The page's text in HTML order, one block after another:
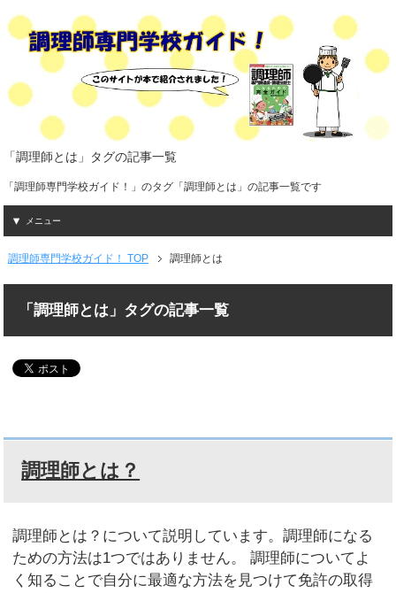
「調理師とは」タグの記事一覧
「調理師専門学校ガイド！」のタグ「調理師とは」の記事一覧です
メニュー
調理師専門学校ガイド！ TOP 調理師とは
「調理師とは」タグの記事一覧
調理師とは？
調理師とは？について説明しています。調理師になる
ための方法は1つではありません。 調理師についてよ
く知ることで自分に最適な方法を見つけて免許の取得